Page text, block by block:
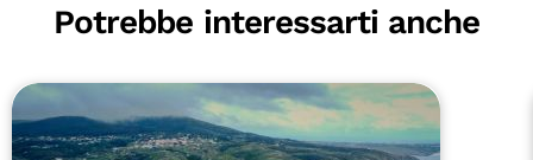
Potrebbe interessarti anche